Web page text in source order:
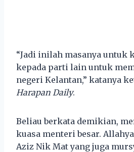
“Jadi inilah masanya untuk
kepada parti lain untuk
negeri Kelantan,” katanya
Harapan Daily.
Beliau berkata demikian,
kuasa menteri besar.
Aziz Nik Mat yang juga